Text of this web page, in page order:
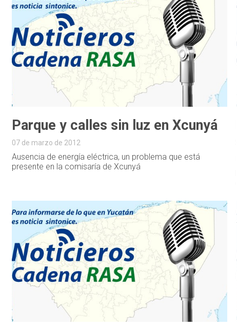
Parque y calles sin luz en Xcunyá
07 de marzo de 2012
Ausencia de energía eléctrica, un problema que está
presente en la comisaría de Xcunyá